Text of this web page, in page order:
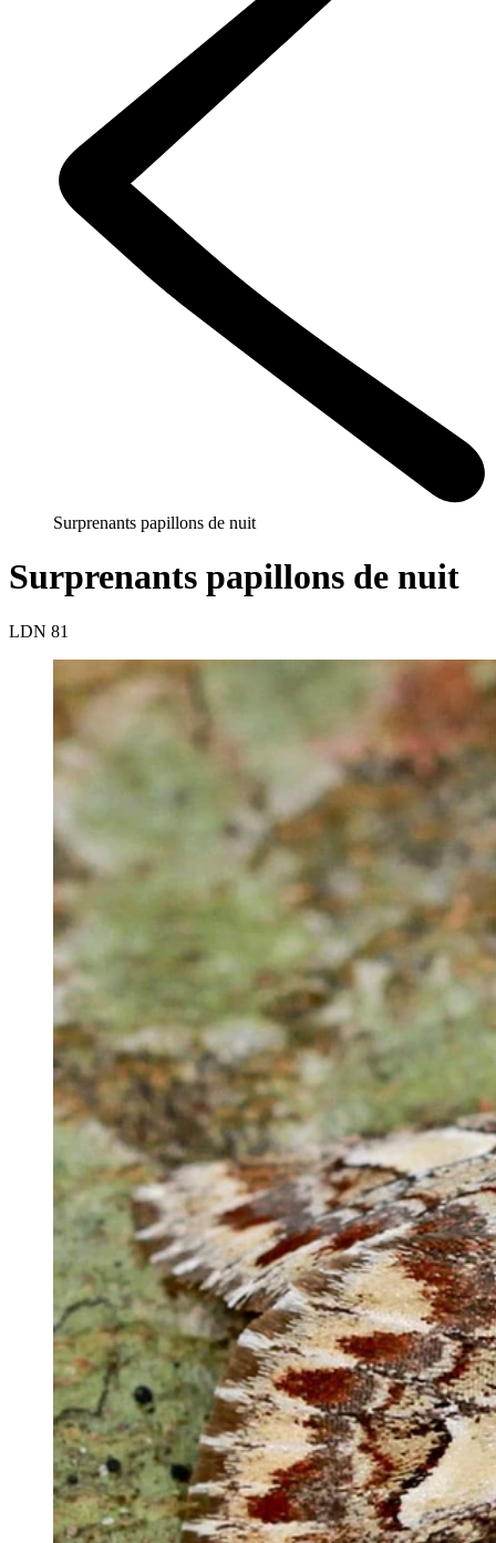
Surprenants papillons de nuit
Surprenants papillons de nuit
LDN 81